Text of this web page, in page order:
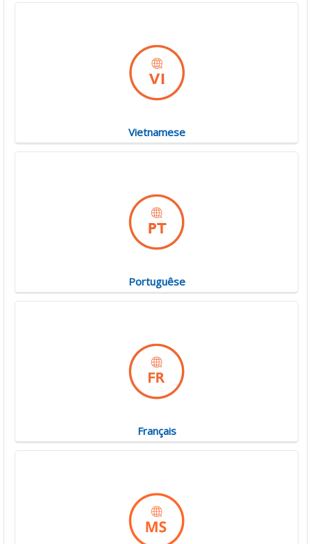
Vietnamese
Portuguêse
Français